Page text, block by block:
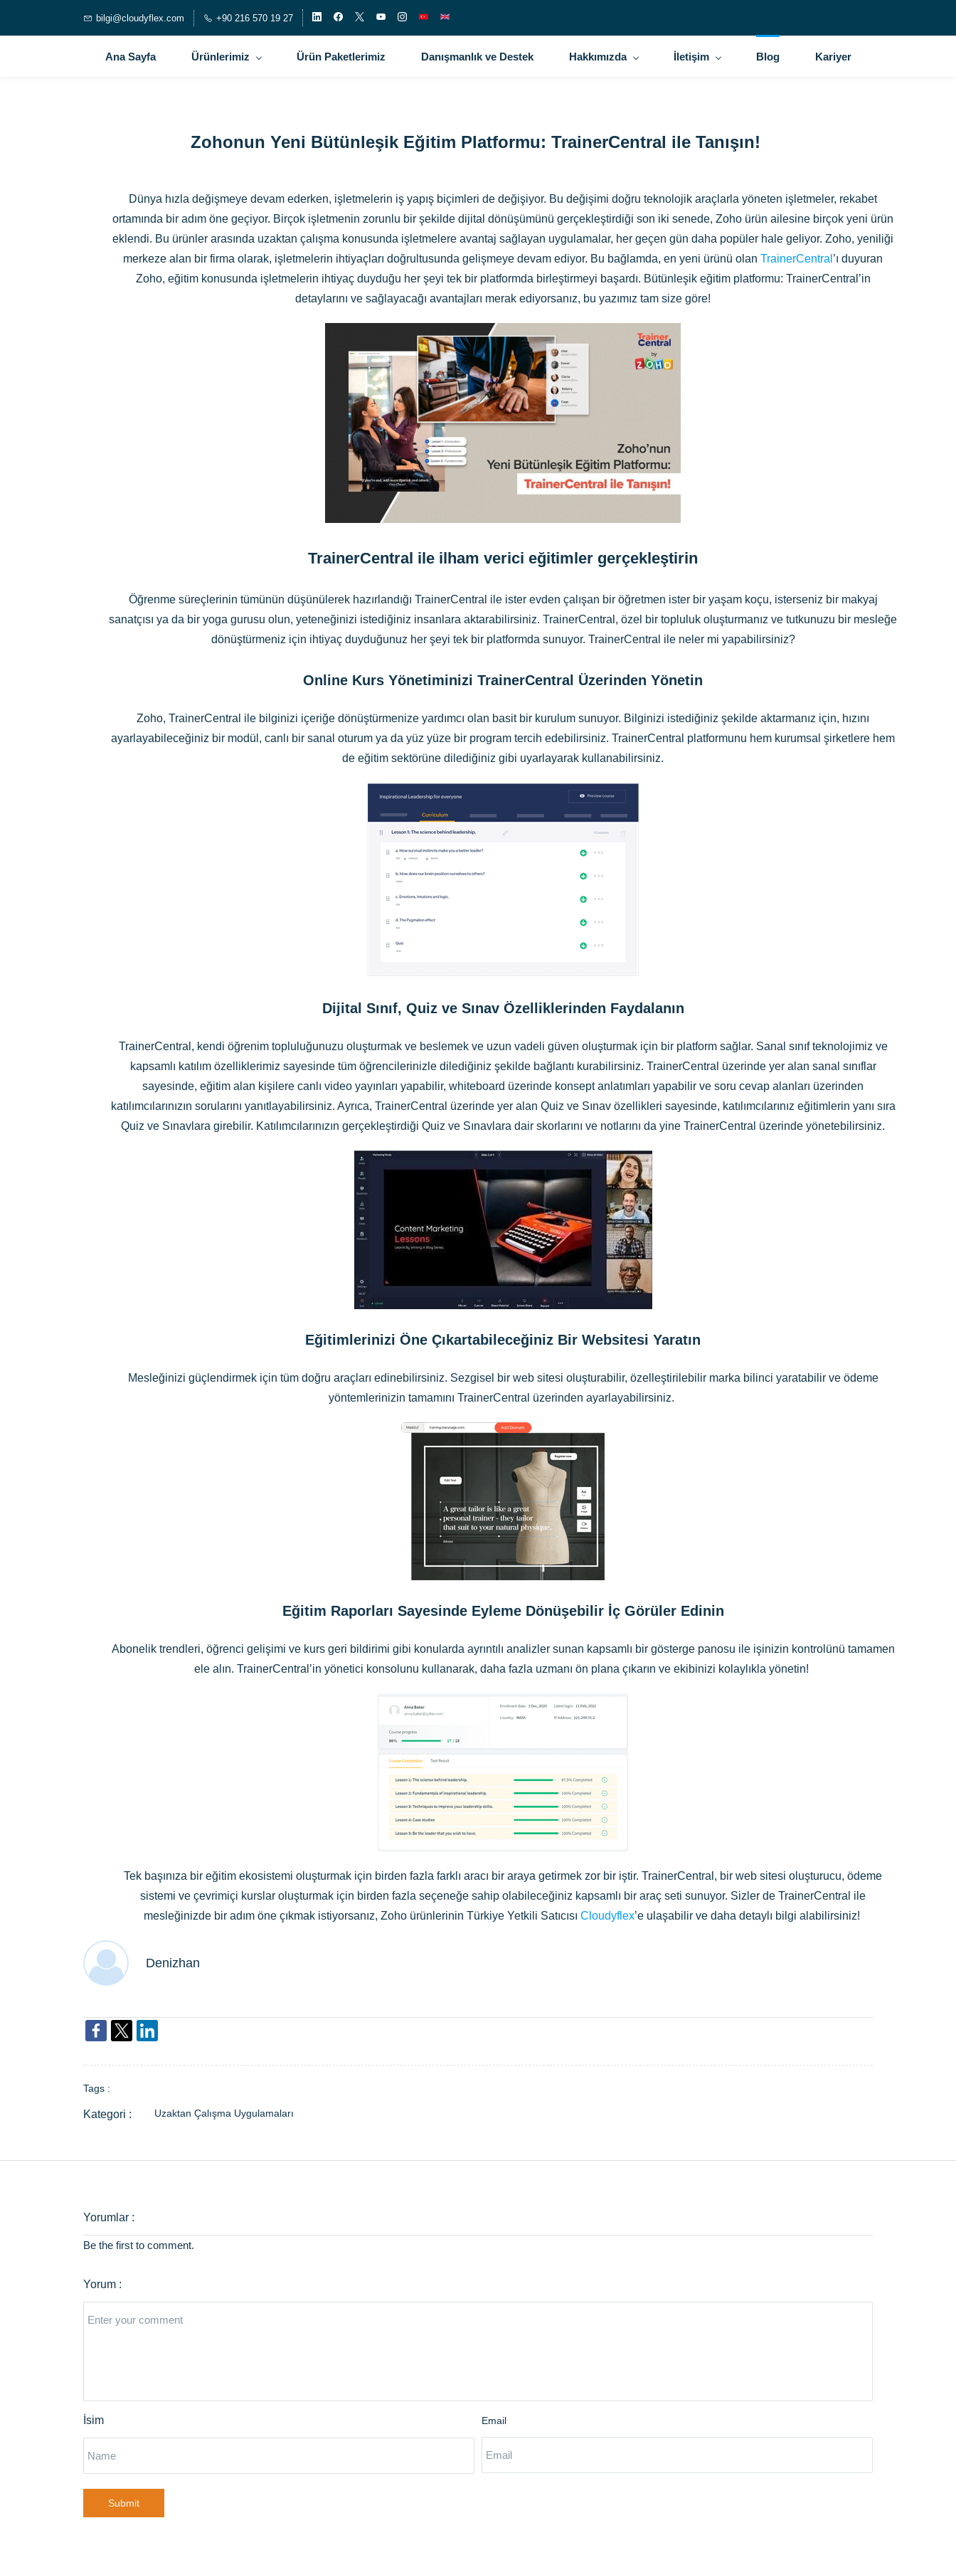
bilgi@cloudyflex.com +90 216 570 19 27
Ana Sayfa Ürünlerimiz Ürün Paketlerimiz Danışmanlık ve Destek Hakkımızda İletişim Blog Kariyer
Zohonun Yeni Bütünleşik Eğitim Platformu: TrainerCentral ile Tanışın!
Dünya hızla değişmeye devam ederken, işletmelerin iş yapış biçimleri de değişiyor. Bu değişimi doğru teknolojik araçlarla yöneten işletmeler, rekabet
ortamında bir adım öne geçiyor. Birçok işletmenin zorunlu bir şekilde dijital dönüşümünü gerçekleştirdiği son iki senede, Zoho ürün ailesine birçok yeni ürün
eklendi. Bu ürünler arasında uzaktan çalışma konusunda işletmelere avantaj sağlayan uygulamalar, her geçen gün daha popüler hale geliyor. Zoho, yeniliği
merkeze alan bir firma olarak, işletmelerin ihtiyaçları doğrultusunda gelişmeye devam ediyor. Bu bağlamda, en yeni ürünü olan TrainerCentral ’ı duyuran
Zoho, eğitim konusunda işletmelerin ihtiyaç duyduğu her şeyi tek bir platformda birleştirmeyi başardı. Bütünleşik eğitim platformu: TrainerCentral’in
detaylarını ve sağlayacağı avantajları merak ediyorsanız, bu yazımız tam size göre!
TrainerCentral ile ilham verici eğitimler gerçekleştirin
Öğrenme süreçlerinin tümünün düşünülerek hazırlandığı TrainerCentral ile ister evden çalışan bir öğretmen ister bir yaşam koçu, isterseniz bir makyaj
sanatçısı ya da bir yoga gurusu olun, yeteneğinizi istediğiniz insanlara aktarabilirsiniz. TrainerCentral, özel bir topluluk oluşturmanız ve tutkunuzu bir mesleğe
dönüştürmeniz için ihtiyaç duyduğunuz her şeyi tek bir platformda sunuyor. TrainerCentral ile neler mi yapabilirsiniz?
Online Kurs Yönetiminizi TrainerCentral Üzerinden Yönetin
Zoho, TrainerCentral ile bilginizi içeriğe dönüştürmenize yardımcı olan basit bir kurulum sunuyor. Bilginizi istediğiniz şekilde aktarmanız için, hızını
ayarlayabileceğiniz bir modül, canlı bir sanal oturum ya da yüz yüze bir program tercih edebilirsiniz. TrainerCentral platformunu hem kurumsal şirketlere hem
de eğitim sektörüne dilediğiniz gibi uyarlayarak kullanabilirsiniz.
Dijital Sınıf, Quiz ve Sınav Özelliklerinden Faydalanın
TrainerCentral, kendi öğrenim topluluğunuzu oluşturmak ve beslemek ve uzun vadeli güven oluşturmak için bir platform sağlar. Sanal sınıf teknolojimiz ve
kapsamlı katılım özelliklerimiz sayesinde tüm öğrencilerinizle dilediğiniz şekilde bağlantı kurabilirsiniz. TrainerCentral üzerinde yer alan sanal sınıflar
sayesinde, eğitim alan kişilere canlı video yayınları yapabilir, whiteboard üzerinde konsept anlatımları yapabilir ve soru cevap alanları üzerinden
katılımcılarınızın sorularını yanıtlayabilirsiniz. Ayrıca, TrainerCentral üzerinde yer alan Quiz ve Sınav özellikleri sayesinde, katılımcılarınız eğitimlerin yanı sıra
Quiz ve Sınavlara girebilir. Katılımcılarınızın gerçekleştirdiği Quiz ve Sınavlara dair skorlarını ve notlarını da yine TrainerCentral üzerinde yönetebilirsiniz.
Eğitimlerinizi Öne Çıkartabileceğiniz Bir Websitesi Yaratın
Mesleğinizi güçlendirmek için tüm doğru araçları edinebilirsiniz. Sezgisel bir web sitesi oluşturabilir, özelleştirilebilir marka bilinci yaratabilir ve ödeme
yöntemlerinizin tamamını TrainerCentral üzerinden ayarlayabilirsiniz.
Eğitim Raporları Sayesinde Eyleme Dönüşebilir İç Görüler Edinin
Abonelik trendleri, öğrenci gelişimi ve kurs geri bildirimi gibi konularda ayrıntılı analizler sunan kapsamlı bir gösterge panosu ile işinizin kontrolünü tamamen
ele alın. TrainerCentral’in yönetici konsolunu kullanarak, daha fazla uzmanı ön plana çıkarın ve ekibinizi kolaylıkla yönetin!
Tek başınıza bir eğitim ekosistemi oluşturmak için birden fazla farklı aracı bir araya getirmek zor bir iştir. TrainerCentral, bir web sitesi oluşturucu, ödeme
sistemi ve çevrimiçi kurslar oluşturmak için birden fazla seçeneğe sahip olabileceğiniz kapsamlı bir araç seti sunuyor. Sizler de TrainerCentral ile
mesleğinizde bir adım öne çıkmak istiyorsanız, Zoho ürünlerinin Türkiye Yetkili Satıcısı Cloudyflex’e ulaşabilir ve daha detaylı bilgi alabilirsiniz!
Denizhan
Tags :
Uzaktan Çalışma Uygulamaları
Be the first to comment.
Email
Submit